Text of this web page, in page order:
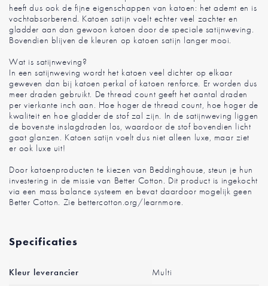
heeft dus ook de fijne eigenschappen van katoen: het ademt en is
vochtabsorberend. Katoen satijn voelt echter veel zachter en
gladder aan dan gewoon katoen door de speciale satijnweving.
Bovendien blijven de kleuren op katoen satijn langer mooi.
Wat is satijnweving?
In een satijnweving wordt het katoen veel dichter op elkaar
geweven dan bij katoen perkal of katoen renforce. Er worden dus
meer draden gebruikt. De thread count geeft het aantal draden
per vierkante inch aan. Hoe hoger de thread count, hoe hoger de
kwaliteit en hoe gladder de stof zal zijn. In de satijnweving liggen
de bovenste inslagdraden los, waardoor de stof bovendien licht
gaat glanzen. Katoen satijn voelt dus niet alleen luxe, maar ziet
er ook luxe uit!
Door katoenproducten te kiezen van Beddinghouse, steun je hun
investering in de missie van Better Cotton. Dit product is ingekocht
via een mass balance systeem en bevat daardoor mogelijk geen
Better Cotton. Zie bettercotton.org/learnmore.
Specificaties
Meer
informatie
Kleur leverancier Multi